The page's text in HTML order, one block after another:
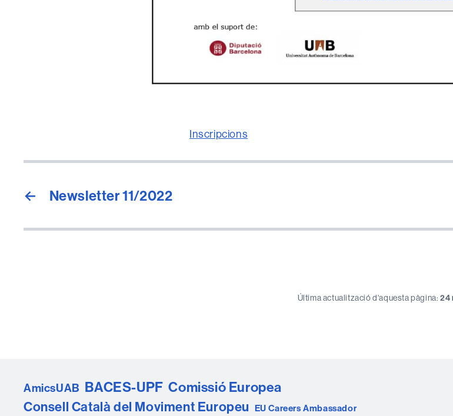
Inscripcions
← Newsletter 11/2022
Última actualització d'aquesta pàgina:24
AmicsUAB BACES-UPF Comissió Europea
Consell Català del Moviment Europeu EU Careers Ambassador